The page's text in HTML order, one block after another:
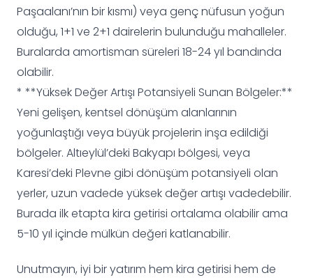
Paşaalanı’nın bir kısmı) veya genç nüfusun yoğun
olduğu, 1+1 ve 2+1 dairelerin bulunduğu mahalleler.
Buralarda amortisman süreleri 18-24 yıl bandında
olabilir.
* **Yüksek Değer Artışı Potansiyeli Sunan Bölgeler:**
Yeni gelişen, kentsel dönüşüm alanlarının
yoğunlaştığı veya büyük projelerin inşa edildiği
bölgeler. Altıeylül’deki Bakyapı bölgesi, veya
Karesi’deki Plevne gibi dönüşüm potansiyeli olan
yerler, uzun vadede yüksek değer artışı vadedebilir.
Burada ilk etapta kira getirisi ortalama olabilir ama
5-10 yıl içinde mülkün değeri katlanabilir.
Unutmayın, iyi bir yatırım hem kira getirisi hem de